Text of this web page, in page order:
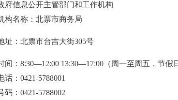
信息公开主管部门和工作机构
名称：北票市商务局
址：北票市台吉大街305号
间：8:30—12:00 13:30—17:00（周一至周五，节假
：0421-5788001
：0421-5788002